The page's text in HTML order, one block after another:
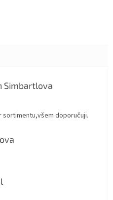
Simbartlova
je 5 z 5 hvězdiček.
sortimentu,všem doporučuji.
je 5 z 5 hvězdiček.
je 5 z 5 hvězdiček.